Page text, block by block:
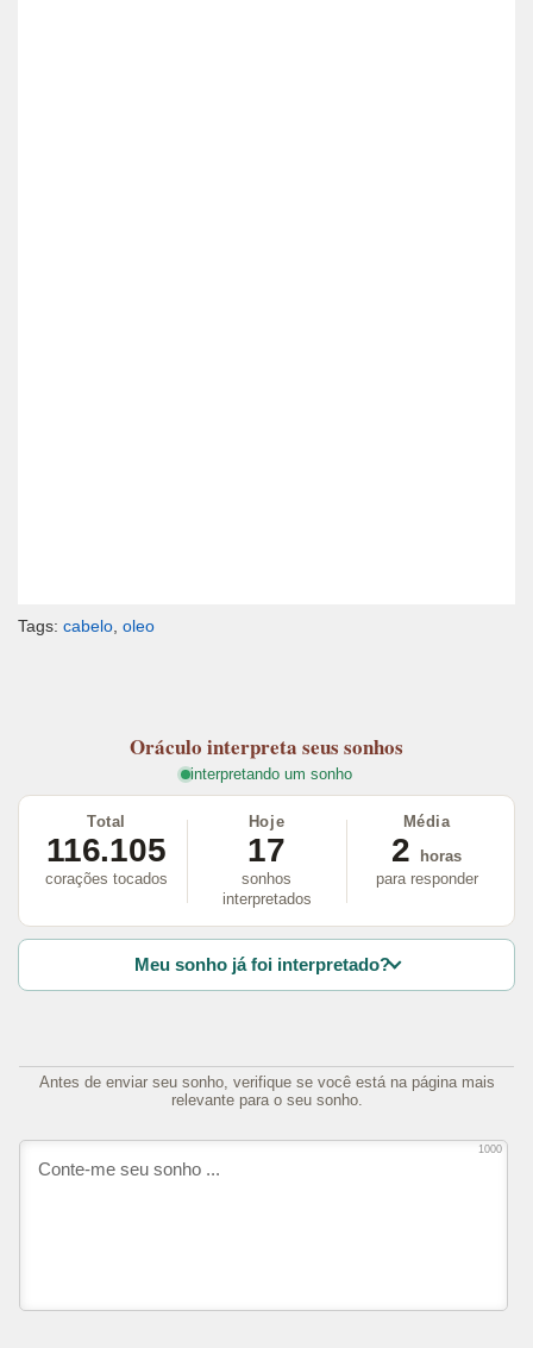
Tags: cabelo oleo
Oráculo interpreta seus sonhos
interpretando um sonho
Total
116.105
corações tocados
Hoje
17
sonhos
interpretados
Média
2
horas
para responder
Meu sonho já foi interpretado?
Antes de enviar seu sonho, verifique se você está na página mais
relevante para o seu sonho.
1000